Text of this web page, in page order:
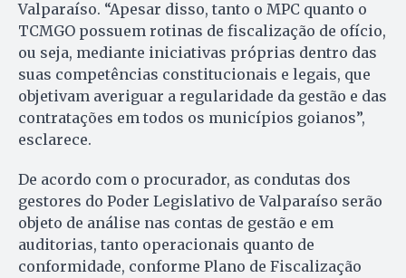
Valparaíso. “Apesar disso, tanto o MPC quanto o
TCMGO possuem rotinas de fiscalização de ofício,
ou seja, mediante iniciativas próprias dentro das
suas competências constitucionais e legais, que
objetivam averiguar a regularidade da gestão e das
contratações em todos os municípios goianos”,
esclarece.
De acordo com o procurador, as condutas dos
gestores do Poder Legislativo de Valparaíso serão
objeto de análise nas contas de gestão e em
auditorias, tanto operacionais quanto de
conformidade, conforme Plano de Fiscalização